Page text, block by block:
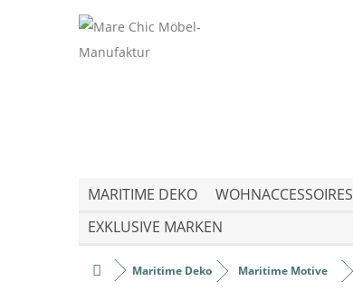
MARITIME DEKO WOHNACCESSOIRES
EXKLUSIVE MARKEN
Maritime Deko Maritime Motive